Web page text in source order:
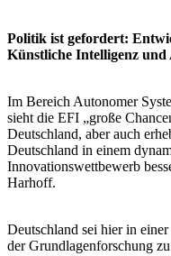
Politik ist gefordert:
Künstliche Intelligenz und
Im Bereich Autonomer
sieht die EFI „große
Deutschland, aber auch
Deutschland in einem
Innovationswettbewerb
Harhoff.
Deutschland sei hier in
der Grundlagenforschung